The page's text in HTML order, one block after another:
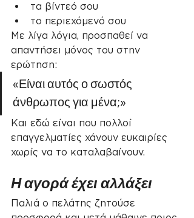
τα βίντεό σου
το περιεχόμενό σου
Με λίγα λόγια, προσπαθεί να
απαντήσει μόνος του στην
ερώτηση:
«Είναι αυτός ο σωστός
άνθρωπος για μένα;»
Και εδώ είναι που πολλοί
επαγγελματίες χάνουν ευκαιρίες
χωρίς να το καταλαβαίνουν.
Η αγορά έχει αλλάξει
Παλιά ο πελάτης ζητούσε